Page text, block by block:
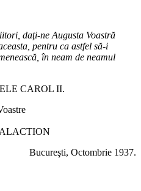
daţi-ne Augusta Voastră
pentru ca astfel să-i
în neam de neamul
CAROL II.
Bucureşti, Octombrie 1937.